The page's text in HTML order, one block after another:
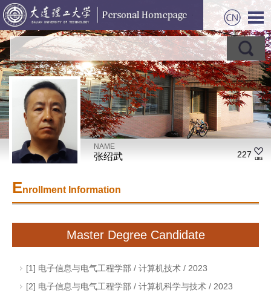
NAME
张绍武 227
Enrollment Information
Master Degree Candidate
[1] 电子信息与电气工程学部 / 计算机技术 / 2023
[2] 电子信息与电气工程学部 / 计算机科学与技术 / 2023